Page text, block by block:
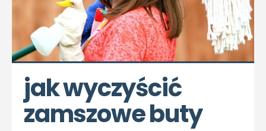
jak wyczyścić
zamszowe buty